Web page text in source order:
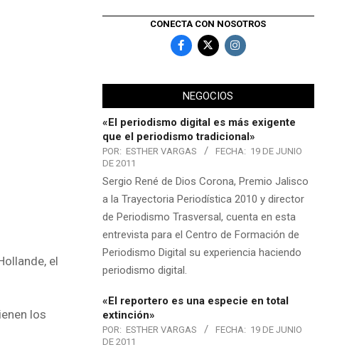
el
los
CONECTA CON NOSOTROS
NEGOCIOS
«El periodismo digital es más exigente
que el periodismo tradicional»
POR: ESTHER VARGAS FECHA: 19 DE JUNIO
DE 2011
Sergio René de Dios Corona, Premio Jalisco
a la Trayectoria Periodística 2010 y director
de Periodismo Trasversal, cuenta en esta
entrevista para el Centro de Formación de
Periodismo Digital su experiencia haciendo
periodismo digital.
«El reportero es una especie en total
extinción»
POR: ESTHER VARGAS FECHA: 19 DE JUNIO
DE 2011